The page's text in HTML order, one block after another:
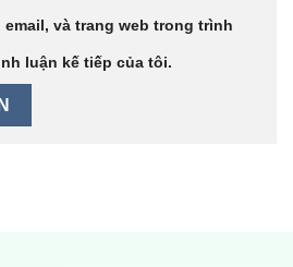
và trang web trong trình
luận kế tiếp của tôi.